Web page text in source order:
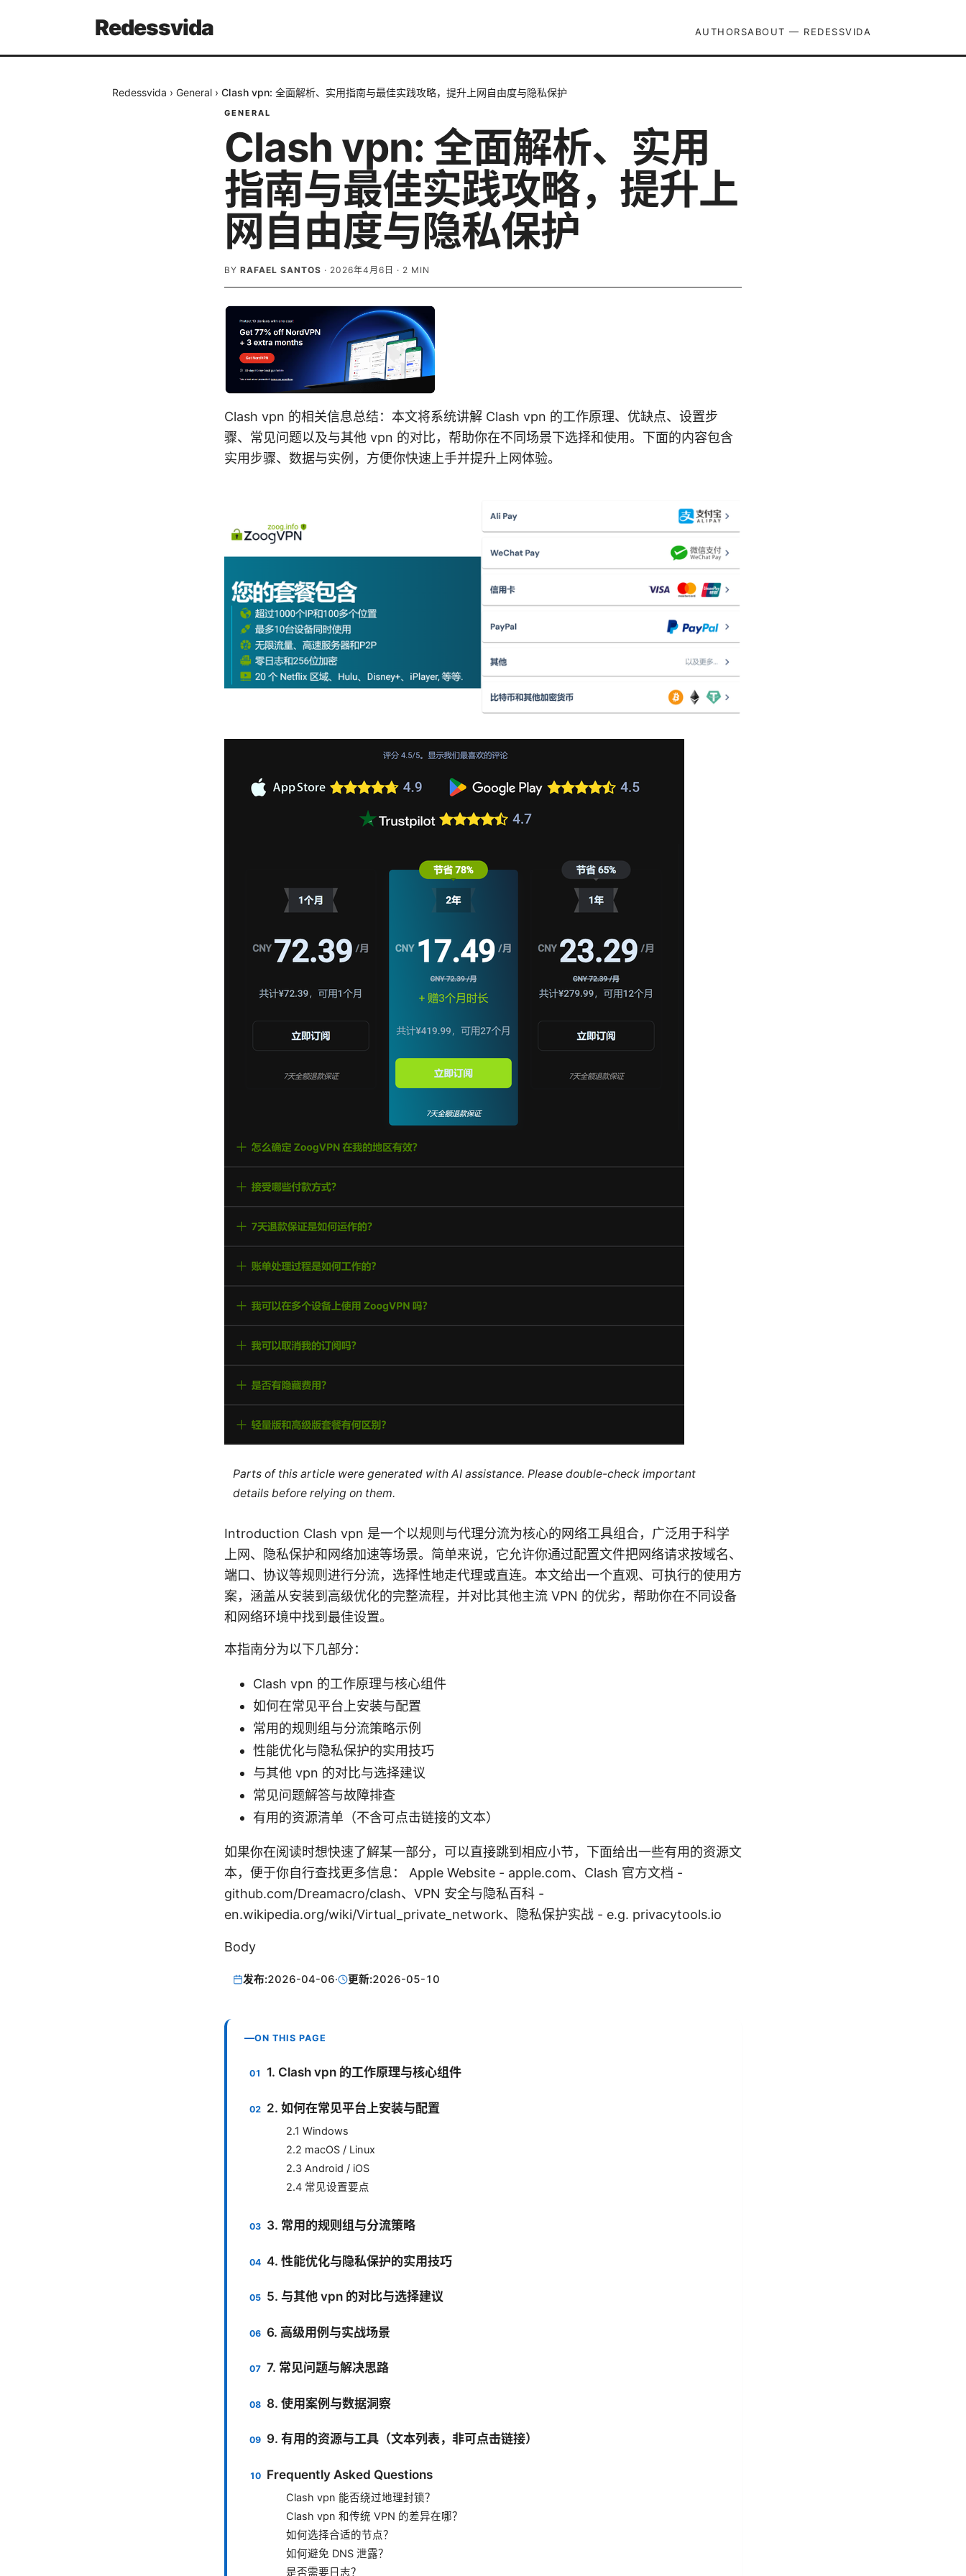
Redessvida AUTHORSABOUT — REDESSVIDA
Redessvida › General › Clash vpn: 全面解析、实用指南与最佳实践攻略，提升上网自由度与隐私保护
GENERAL
Clash vpn: 全面解析、实用
指南与最佳实践攻略，提升上
网自由度与隐私保护
BY RAFAEL SANTOS · 2026年4月6日 · 2 MIN
Clash vpn 的相关信息总结：本文将系统讲解 Clash vpn 的工作原理、优缺点、设置步
骤、常见问题以及与其他 vpn 的对比，帮助你在不同场景下选择和使用。下面的内容包含
实用步骤、数据与实例，方便你快速上手并提升上网体验。
Parts of this article were generated with AI assistance. Please double-check important
details before relying on them.
Introduction Clash vpn 是一个以规则与代理分流为核心的网络工具组合，广泛用于科学
上网、隐私保护和网络加速等场景。简单来说，它允许你通过配置文件把网络请求按域名、
端口、协议等规则进行分流，选择性地走代理或直连。本文给出一个直观、可执行的使用方
案，涵盖从安装到高级优化的完整流程，并对比其他主流 VPN 的优劣，帮助你在不同设备
和网络环境中找到最佳设置。
本指南分为以下几部分：
Clash vpn 的工作原理与核心组件
如何在常见平台上安装与配置
常用的规则组与分流策略示例
性能优化与隐私保护的实用技巧
与其他 vpn 的对比与选择建议
常见问题解答与故障排查
有用的资源清单（不含可点击链接的文本）
如果你在阅读时想快速了解某一部分，可以直接跳到相应小节，下面给出一些有用的资源文
本，便于你自行查找更多信息： Apple Website - apple.com、Clash 官方文档 -
github.com/Dreamacro/clash、VPN 安全与隐私百科 -
en.wikipedia.org/wiki/Virtual_private_network、隐私保护实战 - e.g. privacytools.io
Body
发布:2026-04-06· 更新:2026-05-10
ON THIS PAGE
1. Clash vpn 的工作原理与核心组件
2. 如何在常见平台上安装与配置
2.1 Windows
2.2 macOS / Linux
2.3 Android / iOS
2.4 常见设置要点
3. 常用的规则组与分流策略
4. 性能优化与隐私保护的实用技巧
5. 与其他 vpn 的对比与选择建议
6. 高级用例与实战场景
7. 常见问题与解决思路
8. 使用案例与数据洞察
9. 有用的资源与工具（文本列表，非可点击链接）
Frequently Asked Questions
Clash vpn 能否绕过地理封锁？
Clash vpn 和传统 VPN 的差异在哪？
如何选择合适的节点？
如何避免 DNS 泄露？
是否需要日志？